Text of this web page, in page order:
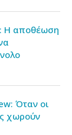
Η αποθέωση
Όταν οι
χωρούν